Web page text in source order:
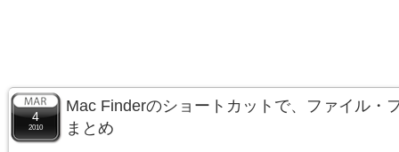
4
2010
Mac Finderのショートカットで、ファイル・
まとめ